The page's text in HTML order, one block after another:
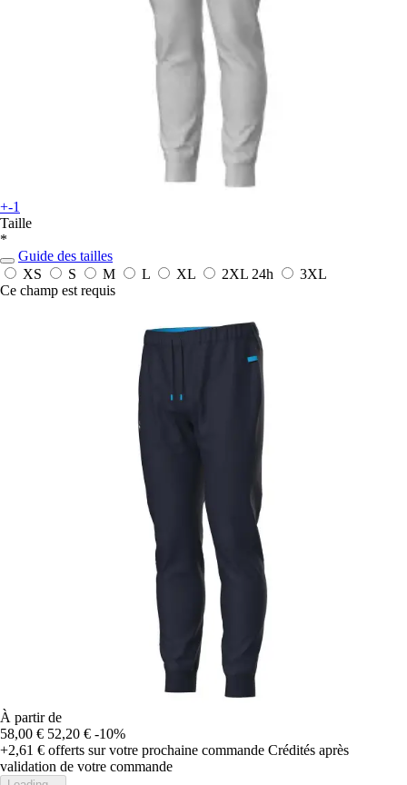
+-1
Taille
*
Guide des tailles
XS
S M L XL 2XL 24h
3XL
Ce champ est requis
À partir de
58,00 € 52,20 € -10%
+2,61 € offerts sur votre prochaine commande Crédités après
validation de votre commande